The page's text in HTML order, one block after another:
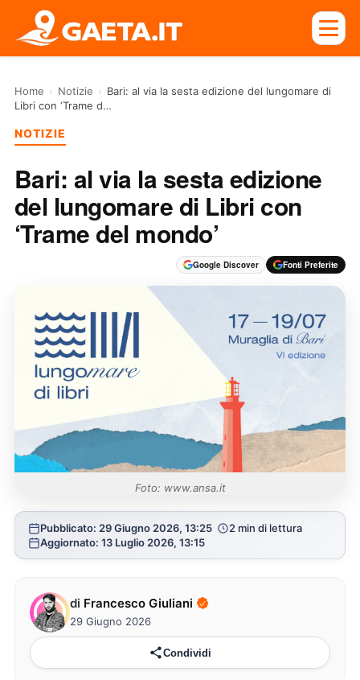
Home › Notizie › Bari: al via la sesta edizione del lungomare di
Libri con ‘Trame d…
NOTIZIE
Bari: al via la sesta edizione
del lungomare di Libri con
‘Trame del mondo’
Google Discover Fonti Preferite
Foto: www.ansa.it
Pubblicato: 29 Giugno 2026, 13:25
2 min di lettura
Aggiornato: 13 Luglio 2026, 13:15
di Francesco Giuliani
29 Giugno 2026
Condividi